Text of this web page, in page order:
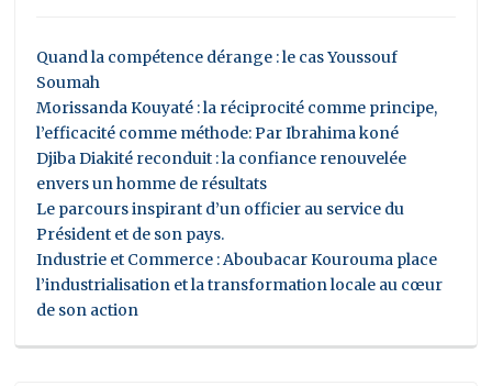
Quand la compétence dérange : le cas Youssouf
Soumah
Morissanda Kouyaté : la réciprocité comme principe,
l’efficacité comme méthode: Par Ibrahima koné
Djiba Diakité reconduit : la confiance renouvelée
envers un homme de résultats
Le parcours inspirant d’un officier au service du
Président et de son pays.
Industrie et Commerce : Aboubacar Kourouma place
l’industrialisation et la transformation locale au cœur
de son action